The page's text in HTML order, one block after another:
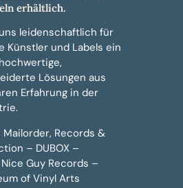
erhältlich.
leidenschaftlich für
Künstler und Labels ein
Lösungen aus
Erfahrung in der
Mailorder, Records &
– DUBOX –
Guy Records –
of Vinyl Arts